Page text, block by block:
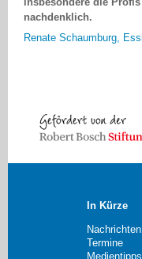
nachdenklich.
In Kürze
Nachrichten
Termine
Medientipps